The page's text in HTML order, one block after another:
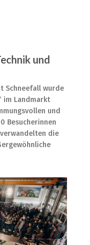
und
Schneefall wurde
im Landmarkt
und
Besucherinnen
die